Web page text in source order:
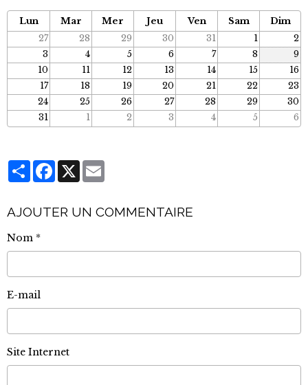
Lun Mar Mer Jeu Ven Sam
Dim
27
28 29 30 31 1
2
3
4 5 6 7 8
9
10
11 12 13 14 15
16
17
18 19 20 21 22
23
24
25 26 27 28 29
30
31
1 2 3 4 5 6
PartagerFacebook
X
AJOUTER UN COMMENTAIRE
Nom
E-mail
Site Internet